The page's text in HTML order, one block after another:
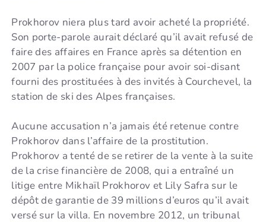
Prokhorov niera plus tard avoir acheté la propriété.
Son porte-parole aurait déclaré qu’il avait refusé de
faire des affaires en France après sa détention en
2007 par la police française pour avoir soi-disant
fourni des prostituées à des invités à Courchevel, la
station de ski des Alpes françaises.
Aucune accusation n’a jamais été retenue contre
Prokhorov dans l’affaire de la prostitution.
Prokhorov a tenté de se retirer de la vente à la suite
de la crise financière de 2008, qui a entraîné un
litige entre Mikhaïl Prokhorov et Lily Safra sur le
dépôt de garantie de 39 millions d’euros qu’il avait
versé sur la villa. En novembre 2012, un tribunal